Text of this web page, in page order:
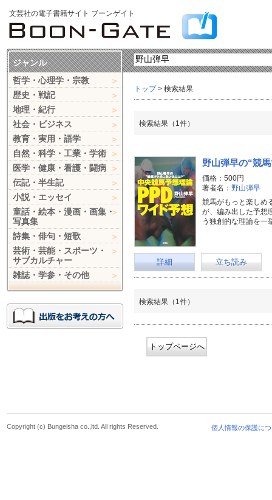
文芸社の電子書籍サイト ブーンゲイト
トップ> 検索結果
検索結果（1件）
野山弾早の“競
価格：500円
著者名： 野山弾早
競馬がもっと楽しめ
が、編み出した予想
う独創的な理論を一
詳細 立ち読み
検索結果（1件）
トップページへ
ジャンル
哲学・心理学・宗教
歴史・戦記
地理・紀行
社会・ビジネス
教育・実用・語学
自然・科学・工業・学術
医学・健康・看護・闘病
伝記・半生記
小説・エッセイ
童話・絵本・漫画・画集・
写真集
詩集・俳句・短歌
芸術・芸能・スポーツ・
サブカルチャー
雑誌・学参・その他
個人情報の保護に
Copyright (c) Bungeisha co.,ltd. All rights Reserved.